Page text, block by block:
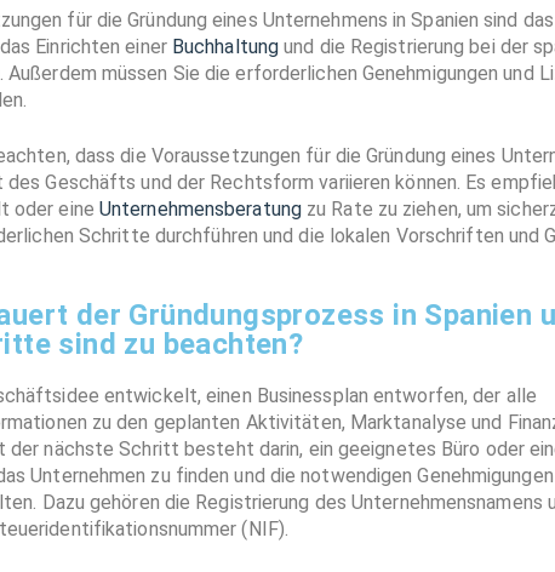
für die Gründung eines Unternehmens in Spanien sind
Einrichten einer Buchhaltung und die Registrierung bei der
Außerdem müssen Sie die erforderlichen Genehmigungen und
dass die Voraussetzungen für die Gründung eines
des Geschäfts und der Rechtsform variieren können. Es
oder eine Unternehmensberatungzu Rate zu ziehen, um
Schritte durchführen und die lokalen Vorschriften und
der Gründungsprozess in Spanien
sind zu beachten?
entwickelt, einen Businessplan entworfen, der alle
zu den geplanten Aktivitäten, Marktanalyse und
nächste Schritt besteht darin, ein geeignetes Büro oder
Unternehmen zu finden und die notwendigen
Dazu gehören die Registrierung des Unternehmensnamens
(NIF).